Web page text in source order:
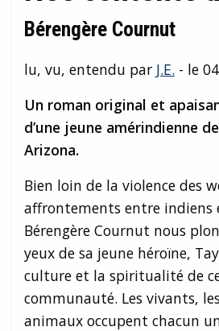
Bérengère Cournut
lu, vu, entendu par J.E. - le
Un roman original et
d’une jeune amérindienne
Arizona.
Bien loin de la violence des
affrontements entre indiens
Bérengère Cournut nous
yeux de sa jeune héroïne,
culture et la spiritualité de
communauté. Les vivants,
animaux occupent chacun